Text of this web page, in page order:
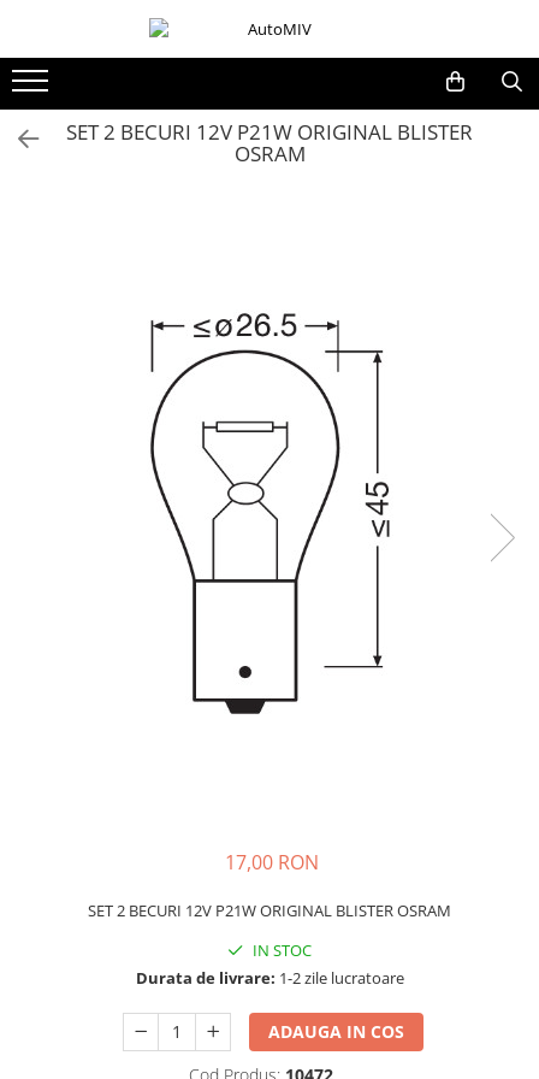
Oferta Saptamanii
Butoane Blocare/Deblocare
Buton Clapeta Rezervor
Buton Portbagaj
Alte Butoane/Comutatoare
Butoane Semnalizare
Paravanturi Auto / Deflectoare Aer
Tavite Portbagaj Dedicate
Covorase Auto/ Presuri Auto
Accesorii Siguranta Auto
Carcasa Cheie
SET 2 BECURI 12V P21W ORIGINAL BLISTER
OSRAM
17,00 RON
SET 2 BECURI 12V P21W ORIGINAL BLISTER OSRAM
IN STOC
Durata de livrare: 1-2 zile lucratoare
ADAUGA IN COS